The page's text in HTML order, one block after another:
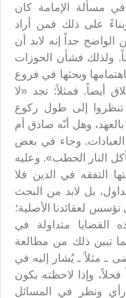
في مسألة الإمامة كان
على ذلك فمن أراد
جداً إنه لابد أن
ولذلك فشأن الحوزات
وبحثها في فروع
أيضاً. فمثلاً: تجد «لا
تنظروا إلى طول ركوع
وهل أنّه صادق أم
العبادات. وجاء في بعض
النار الحطب». وعليه
التفقه في الدين فلا
بل لابد من البحث
لعقائدنا الأصلية؛
القضايا متداولة في
تبين ذلك من مطالعة
ـ مثلاً ـ يُشار إليه في
وإذا لاحظته بكون
ونظر في المسائل